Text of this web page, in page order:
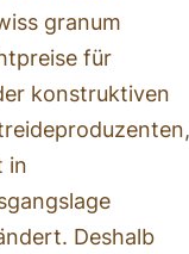
granum
für
konstruktiven
in
Deshalb